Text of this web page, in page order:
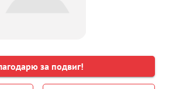
за подвиг!